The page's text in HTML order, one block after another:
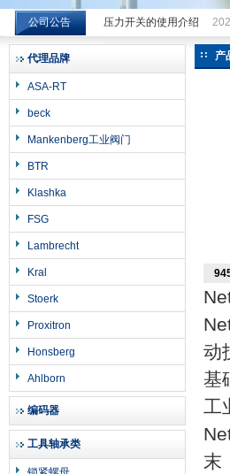
希而科工业控制设备（上海）有限公司
公司公告 压力开关的使用介绍
代理品牌
ASA-RT
beck
Mankenberg工业阀门
BTR
Klashka
FSG
Lambrecht
Kral
Stoerk
Proxitron
Honsberg
Ahlborn
编码器
工具轴承类
产
动
基
工
末